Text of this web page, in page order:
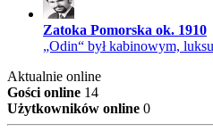
Zatoka Pomorska ok. 1910
„Odin“ był kabinowym,
Aktualnie online
Gości online 14
Użytkowników online 0